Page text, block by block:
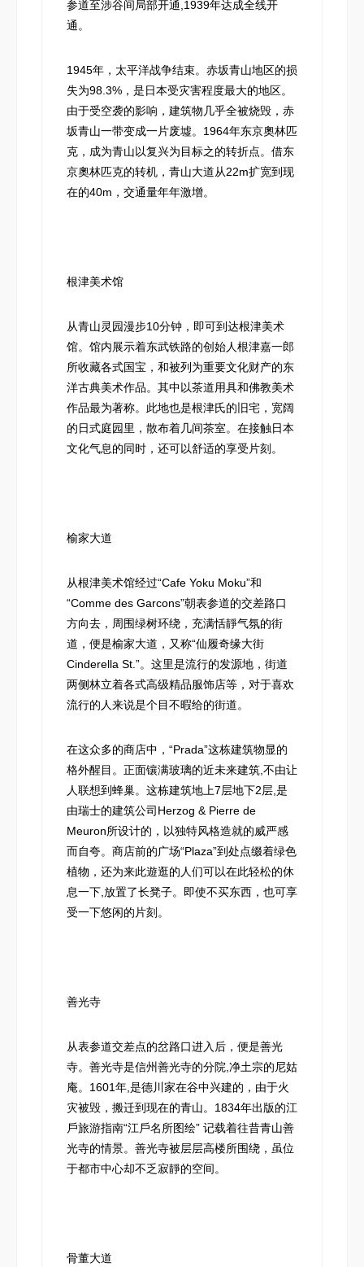
参道至涉谷间局部开通,1939年达成全线开
通。
1945年，太平洋战争结束。赤坂青山地区的损
失为98.3%，是日本受灾害程度最大的地区。
由于受空袭的影响，建筑物几乎全被烧毁，赤
坂青山一带变成一片废墟。1964年东京奧林匹
克，成为青山以复兴为目标之的转折点。借东
京奧林匹克的转机，青山大道从22m扩宽到现
在的40m，交通量年年激增。
根津美术馆
从青山灵园漫步10分钟，即可到达根津美术
馆。馆内展示着东武铁路的创始人根津嘉一郎
所收藏各式国宝，和被列为重要文化财产的东
洋古典美术作品。其中以茶道用具和佛教美术
作品最为著称。此地也是根津氏的旧宅，宽阔
的日式庭园里，散布着几间茶室。在接触日本
文化气息的同时，还可以舒适的享受片刻。
榆家大道
从根津美术馆经过“Cafe Yoku Moku”和
“Comme des Garcons”朝表参道的交差路口
方向去，周围绿树环绕，充满恬靜气氛的街
道，便是榆家大道，又称“仙履奇缘大街
Cinderella St.”。这里是流行的发源地，街道
两侧林立着各式高级精品服饰店等，对于喜欢
流行的人来说是个目不暇给的街道。
在这众多的商店中，“Prada”这栋建筑物显的
格外醒目。正面镶满玻璃的近未来建筑,不由让
人联想到蜂巢。这栋建筑地上7层地下2层,是
由瑞士的建筑公司Herzog & Pierre de
Meuron所设计的，以独特风格造就的威严感
而自夸。商店前的广场“Plaza”到处点缀着绿色
植物，还为来此遊逛的人们可以在此轻松的休
息一下,放置了长凳子。即使不买东西，也可享
受一下悠闲的片刻。
善光寺
从表参道交差点的岔路口进入后，便是善光
寺。善光寺是信州善光寺的分院,净土宗的尼姑
庵。1601年,是德川家在谷中兴建的，由于火
灾被毁，搬迁到现在的青山。1834年出版的江
戶旅游指南“江戶名所图绘” 记载着往昔青山善
光寺的情景。善光寺被层层高楼所围绕，虽位
于都市中心却不乏寂靜的空间。
骨董大道